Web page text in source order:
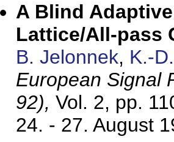
A Blind
Lattice/All-pass
B. Jelonnek, K.-
European Signal
92), Vol. 2, pp.
24. - 27. August